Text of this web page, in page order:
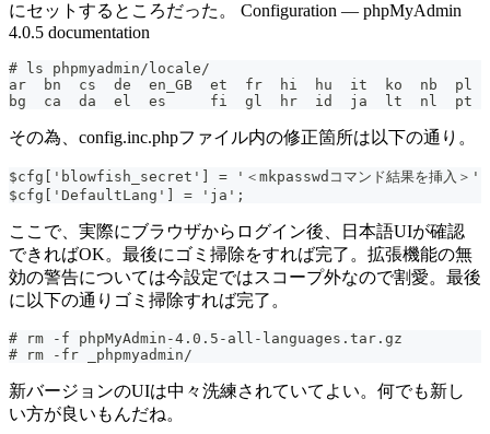
にセットするところだった。 Configuration — phpMyAdmin
4.0.5 documentation
# ls phpmyadmin/locale/
その為、config.inc.phpファイル内の修正箇所は以下の通り。
$cfg['blowfish_secret'] = '＜mkpasswdコマンド結果を挿入＞'
$cfg['DefaultLang'] = 'ja';
ここで、実際にブラウザからログイン後、日本語UIが確認
できればOK。最後にゴミ掃除をすれば完了。拡張機能の無
効の警告については今設定ではスコープ外なので割愛。最後
に以下の通りゴミ掃除すれば完了。
# rm -f phpMyAdmin-4.0.5-all-languages.tar.gz
# rm -fr _phpmyadmin/
新バージョンのUIは中々洗練されていてよい。何でも新し
い方が良いもんだね。